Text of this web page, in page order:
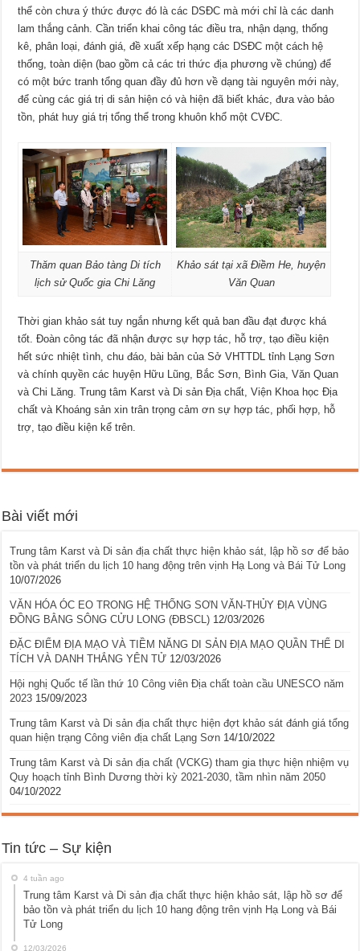
thể còn chưa ý thức được đó là các DSĐC mà mới chỉ là các danh
lam thắng cảnh. Cần triển khai công tác điều tra, nhận dạng, thống
kê, phân loại, đánh giá, đề xuất xếp hạng các DSĐC một cách hệ
thống, toàn diện (bao gồm cả các tri thức địa phương về chúng) để
có một bức tranh tổng quan đầy đủ hơn về dạng tài nguyên mới này,
để cùng các giá trị di sản hiện có và hiện đã biết khác, đưa vào bảo
tồn, phát huy giá trị tổng thể trong khuôn khổ một CVĐC.
Thăm quan Bảo tàng Di tích
lịch sử Quốc gia Chi Lăng
Khảo sát tại xã Điềm He, huyện
Văn Quan
Thời gian khảo sát tuy ngắn nhưng kết quả ban đầu đạt được khá
tốt. Đoàn công tác đã nhận được sự hợp tác, hỗ trợ, tạo điều kiện
hết sức nhiệt tình, chu đáo, bài bản của Sở VHTTDL tỉnh Lạng Sơn
và chính quyền các huyện Hữu Lũng, Bắc Sơn, Bình Gia, Văn Quan
và Chi Lăng. Trung tâm Karst và Di sản Địa chất, Viện Khoa học Địa
chất và Khoáng sản xin trân trọng cảm ơn sự hợp tác, phối hợp, hỗ
trợ, tạo điều kiện kể trên.
Bài viết mới
Trung tâm Karst và Di sản địa chất thực hiện khảo sát, lập hồ sơ để bảo
tồn và phát triển du lịch 10 hang động trên vịnh Hạ Long và Bái Tử Long
10/07/2026
VĂN HÓA ÓC EO TRONG HỆ THỐNG SƠN VĂN-THỦY ĐỊA VÙNG
ĐỒNG BẰNG SÔNG CỬU LONG (ĐBSCL) 12/03/2026
ĐẶC ĐIỂM ĐỊA MẠO VÀ TIỀM NĂNG DI SẢN ĐỊA MẠO QUẦN THỂ DI
TÍCH VÀ DANH THẮNG YÊN TỬ 12/03/2026
Hội nghị Quốc tế lần thứ 10 Công viên Địa chất toàn cầu UNESCO năm
2023 15/09/2023
Trung tâm Karst và Di sản địa chất thực hiện đợt khảo sát đánh giá tổng
quan hiện trạng Công viên địa chất Lạng Sơn 14/10/2022
Trung tâm Karst và Di sản địa chất (VCKG) tham gia thực hiện nhiệm vụ
Quy hoạch tỉnh Bình Dương thời kỳ 2021-2030, tầm nhìn năm 2050
04/10/2022
Tin tức – Sự kiện
4 tuần ago
Trung tâm Karst và Di sản địa chất thực hiện khảo sát, lập hồ sơ để
bảo tồn và phát triển du lịch 10 hang động trên vịnh Hạ Long và Bái
Tử Long
12/03/2026